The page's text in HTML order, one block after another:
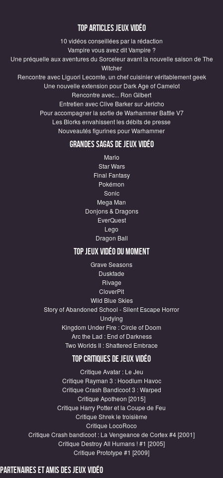
Top articles Jeux vidéo
10 vidéos conseillées par la rédaction
Vampire vous avez dit Vampire ?
Une préquelle aux aventures du Sorceleur avant la nouvelle saison de The
Witcher
Rencontre avec Liguori Lecomte, un chef cuisinier véritablement geek
Une nouvelle extension pour Dark Age of Camelot
Rencontre avec... Ron Gilbert
Entretien avec Clive Barker sur Jericho
Pour accompagner la sortie de Warhammer Battle V7
Les Blorks envahissent les débits de presse
Nouveautés figurines pour Warhammer
Grandes sagas de Jeux vidéo
Mario
Star Wars
Final Fantasy
Pokémon
Sonic
Mega Man
Donjons & Dragons
EverQuest
Lego
Dragon Ball
Top Jeux vidéo du moment
Grave Seasons
Duskfade
Rivage
CloverPit
Wild Blue Skies
Story of Abandoned School - Silent Escape Horror
Undying
Kingdom Under Fire : Circle of Doom
Arc the Lad : End of Darkness
Two Worlds II : Shattered Embrace
Top critiques de Jeux vidéo
Critique Avatar : Le Jeu
Critique Rayman 3 : Hoodlum Havoc
Critique Crash Bandicoot 3 : Warped
Critique Apotheon [2015]
Critique Harry Potter et la Coupe de Feu
Critique Shrek le troisième
Critique LocoRoco
Critique Crash bandicoot : La Vengeance de Cortex #4 [2001]
Critique Destroy All Humans ! #1 [2005]
Critique Prototype #1 [2009]
Partenaires et amis des jeux vidéo